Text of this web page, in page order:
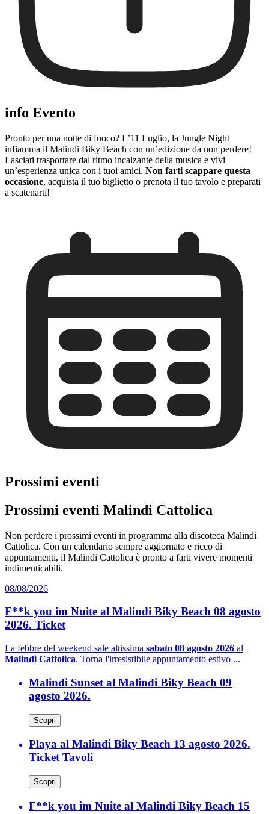
info Evento
Pronto per una notte di fuoco? L’11 Luglio, la Jungle Night
infiamma il Malindi Biky Beach con un’edizione da non perdere!
Lasciati trasportare dal ritmo incalzante della musica e vivi
un’esperienza unica con i tuoi amici. Non farti scappare questa
occasione, acquista il tuo biglietto o prenota il tuo tavolo e preparati
a scatenarti!
Prossimi eventi
Prossimi eventi Malindi Cattolica
Non perdere i prossimi eventi in programma alla discoteca Malindi
Cattolica. Con un calendario sempre aggiornato e ricco di
appuntamenti, il Malindi Cattolica è pronto a farti vivere momenti
indimenticabili.
08/08/2026
F**k you im Nuite al Malindi Biky Beach 08 agosto
2026. Ticket
La febbre del weekend sale altissima sabato 08 agosto 2026 al
Malindi Cattolica. Torna l'irresistibile appuntamento estivo ...
Malindi Sunset al Malindi Biky Beach 09
agosto 2026.
Scopri
Playa al Malindi Biky Beach 13 agosto 2026.
Ticket Tavoli
Scopri
F**k you im Nuite al Malindi Biky Beach 15